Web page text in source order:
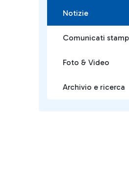
Notizie
Comunicati
Foto & Video
Archivio e ricerca